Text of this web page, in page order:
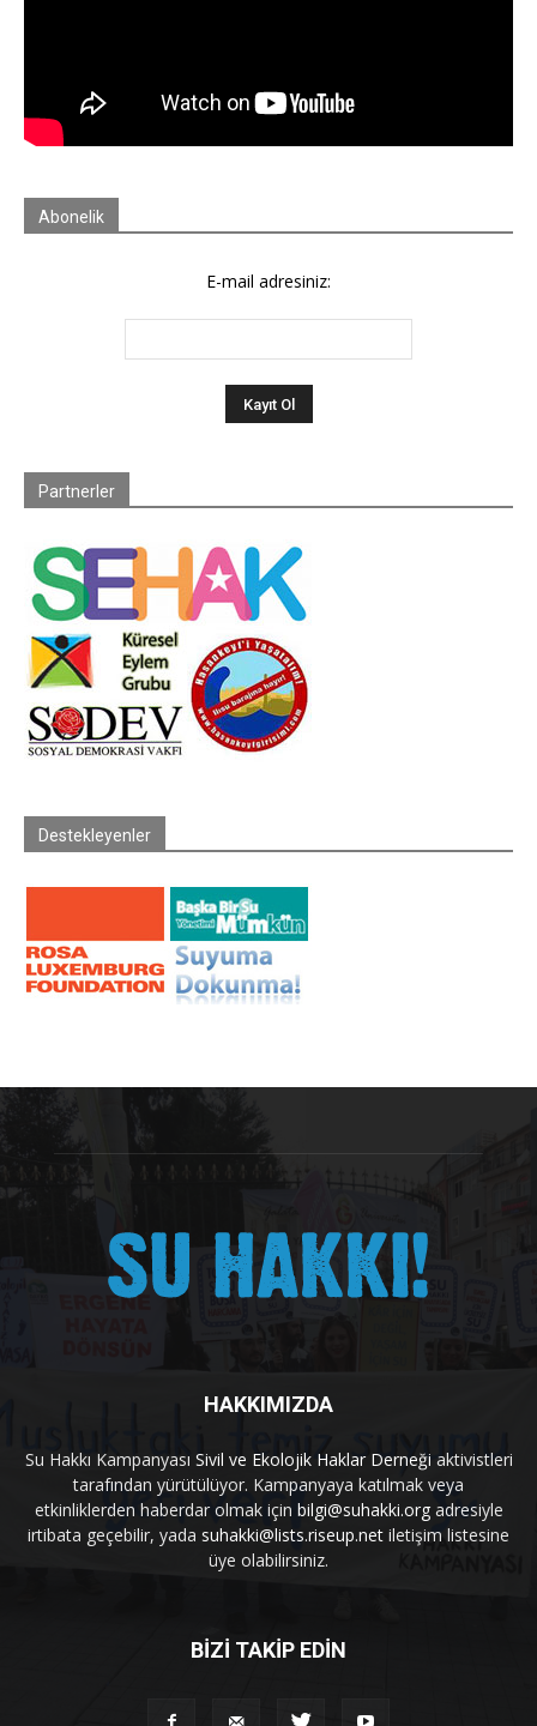
Abonelik
E-mail adresiniz:
Partnerler
Destekleyenler
HAKKIMIZDA
Su Hakkı Kampanyası Sivil ve Ekolojik Haklar Derneği aktivistleri
tarafından yürütülüyor. Kampanyaya katılmak veya
etkinliklerden haberdar olmak için bilgi@suhakki.orgadresiyle
irtibata geçebilir, yada suhakki@lists.riseup.net iletişim listesine
üye olabilirsiniz.
BİZİ TAKİP EDİN